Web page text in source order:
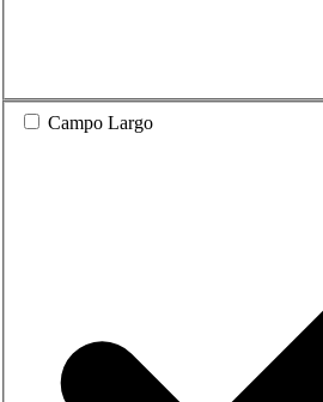
Campo Largo